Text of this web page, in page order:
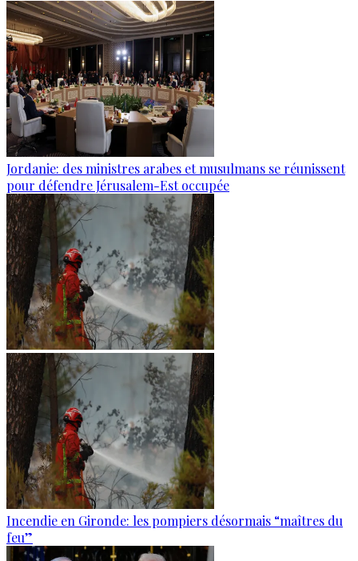
Jordanie: des ministres arabes et musulmans se réunissent
pour défendre Jérusalem-Est occupée
Incendie en Gironde: les pompiers désormais “maîtres du
feu”